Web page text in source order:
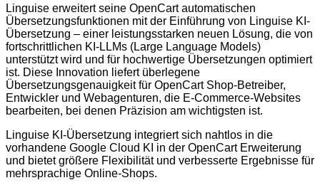
Linguise erweitert seine OpenCart automatischen
Übersetzungsfunktionen mit der Einführung von Linguise KI-
Übersetzung – einer leistungsstarken neuen Lösung, die von
fortschrittlichen KI-LLMs (Large Language Models)
unterstützt wird und für hochwertige Übersetzungen optimiert
ist. Diese Innovation liefert überlegene
Übersetzungsgenauigkeit für OpenCart Shop-Betreiber,
Entwickler und Webagenturen, die E-Commerce-Websites
bearbeiten, bei denen Präzision am wichtigsten ist.
Linguise KI-Übersetzung integriert sich nahtlos in die
vorhandene Google Cloud KI in der OpenCart Erweiterung
und bietet größere Flexibilität und verbesserte Ergebnisse für
mehrsprachige Online-Shops.